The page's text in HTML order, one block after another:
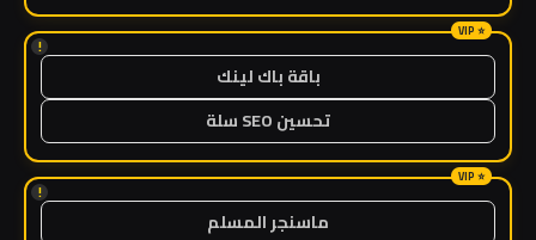
!
باقة باك لينك
تحسين SEO سلة
!
ماسنجر المسلم